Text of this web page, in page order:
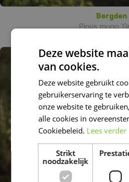
Bergden
Pinus mugo
Deze website
van cookies.
Deze website gebruikt
gebruikerservaring te
onze website te
alle cookies in
Cookiebeleid. Lees verder
Strikt
noodzakelijk